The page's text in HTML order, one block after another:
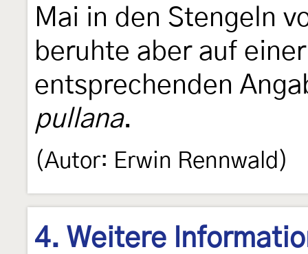
Mai in den Stengeln
beruhte aber auf
entsprechenden
pullana.
(Autor: Erwin Rennwald)
4. Weitere